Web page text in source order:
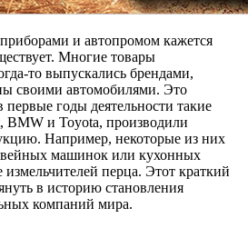
и автопромом кажется
Многие товары
то выпускались брендами,
своими автомобилями. Это
годы деятельности такие
BMW и Toyota, производили
Например, некоторые из них
машинок или кухонных
перца. Этот краткий
в историю становления
компаний мира.